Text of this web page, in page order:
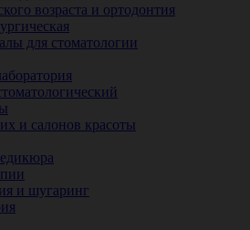
возраста и ортодонтия
для стоматологии
и салонов красоты
и шугаринг